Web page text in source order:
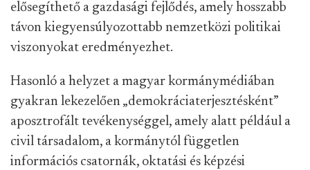
elősegíthető a gazdasági fejlődés, amely hosszabb
távon kiegyensúlyozottabb nemzetközi politikai
viszonyokat eredményezhet.
Hasonló a helyzet a magyar kormánymédiában
gyakran lekezelően „demokráciaterjesztésként”
aposztrofált tevékenységgel, amely alatt például a
civil társadalom, a kormánytól független
információs csatornák, oktatási és képzési